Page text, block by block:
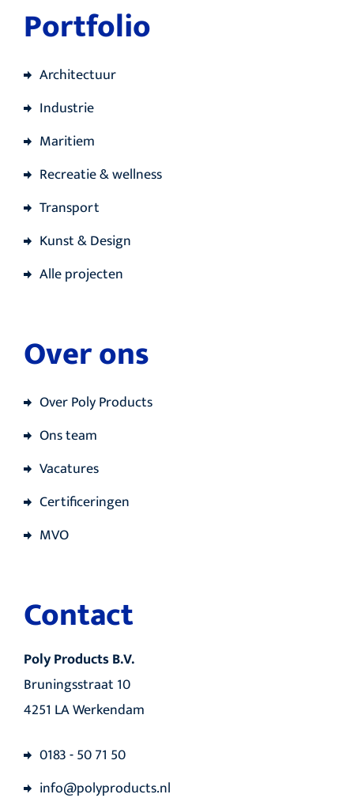
Portfolio
Architectuur
Industrie
Maritiem
Recreatie & wellness
Transport
Kunst & Design
Alle projecten
Over ons
Over Poly Products
Ons team
Vacatures
Certificeringen
MVO
Contact
Poly Products B.V.
Bruningsstraat 10
4251 LA Werkendam
0183 - 50 71 50
info@polyproducts.nl